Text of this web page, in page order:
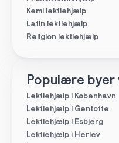
Kemi lektiehjælp
Latin lektiehjælp
Religion lektiehjælp
Populære byer
Lektiehjælp i København
Lektiehjælp i Gentofte
Lektiehjælp i Esbjerg
Lektiehjælp i Herlev